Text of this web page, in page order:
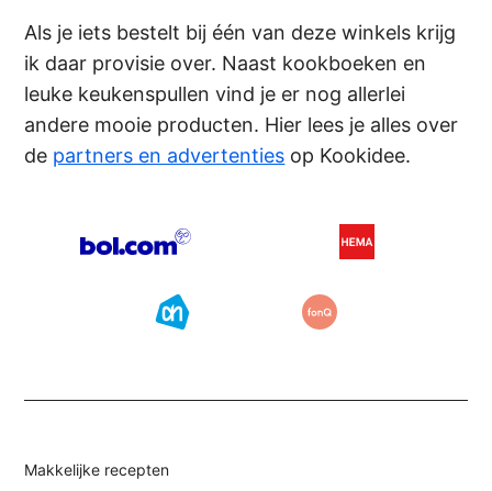
Als je iets bestelt bij één van deze winkels krijg
ik daar provisie over. Naast kookboeken en
leuke keukenspullen vind je er nog allerlei
andere mooie producten. Hier lees je alles over
de partners en advertenties op Kookidee.
Makkelijke recepten